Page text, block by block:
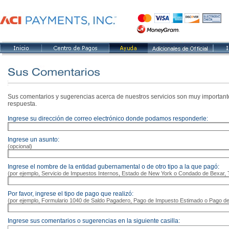
Sus comentarios y sugerencias acerca de nuestros servicios son muy
respuesta.
Ingrese su dirección de correo electrónico donde podamos responderle:
Ingrese un asunto:
(opcional)
Ingrese el nombre de la entidad gubernamental o de otro tipo a la que pagó:
(por ejemplo, Servicio de Impuestos Internos, Estado de New York o Condado de Bexar,
Por favor, ingrese el tipo de pago que realizó:
(por ejemplo, Formulario 1040 de Saldo Pagadero, Pago de Impuesto Estimado o Pago
Ingrese sus comentarios o sugerencias en la siguiente casilla: